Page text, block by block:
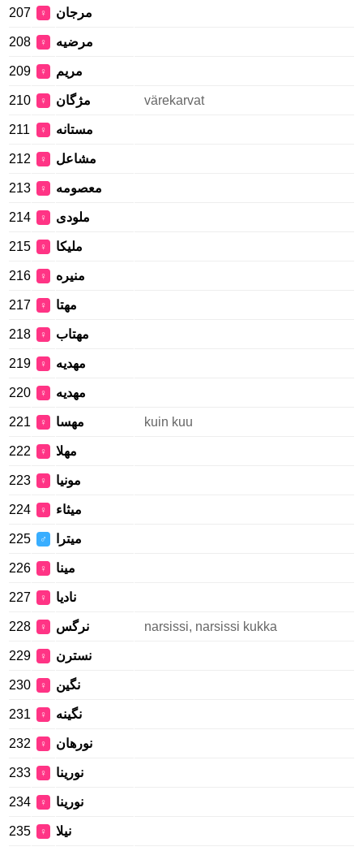
207 ♀ مرجان
208 ♀ مرضيه
209 ♀ مریم
210 ♀ مژگان värekarvat
211 ♀ مستانه
212 ♀ مشاعل
213 ♀ معصومه
214 ♀ ملودی
215 ♀ ملیکا
216 ♀ منیره
217 ♀ مهتا
218 ♀ مهتاب
219 ♀ مهديه
220 ♀ مهدیه
221 ♀ مهسا kuin kuu
222 ♀ مهلا
223 ♀ مونيا
224 ♀ ميثاء
225 ♂ میترا
226 ♀ مینا
227 ♀ نادیا
228 ♀ نرگس narsissi, narsissi kukka
229 ♀ نسترن
230 ♀ نگین
231 ♀ نگینه
232 ♀ نورهان
233 ♀ نورينا
234 ♀ نورینا
235 ♀ نيلا